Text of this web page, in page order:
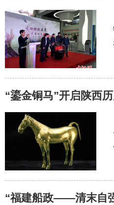
“鎏金铜马”开启陕西
“福建船政——清末自